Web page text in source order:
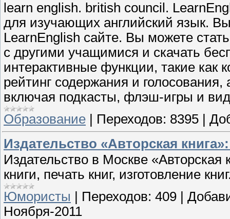
learn english. british council.
для изучающих английский язык.
LearnEnglish сайте. Вы можете
с другими учащимися и скачать
интерактивные функции, такие
рейтинг содержания и
включая подкасты, флэш-игры и
Образование
Переходов: 8395
Издательство «Авторская
Издательство в Москве «Авторская
книги, печать книг, изготовление
Юмористы
Переходов: 409
Ноября-2011